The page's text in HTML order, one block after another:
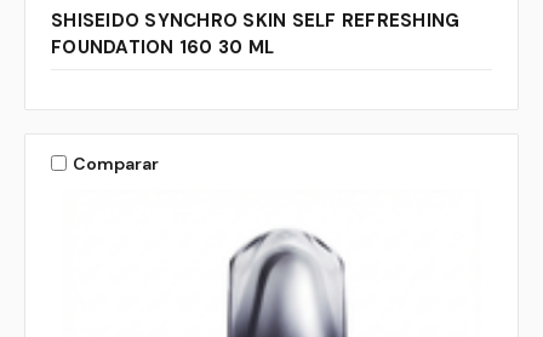
SHISEIDO SYNCHRO SKIN SELF REFRESHING
FOUNDATION 160 30 ML
Comparar